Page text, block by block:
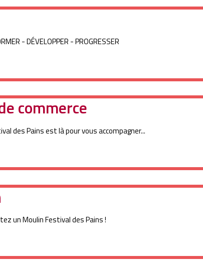
- DÉVELOPPER - PROGRESSER
commerce
des Pains est là pour vous accompagner...
un Moulin Festival des Pains !